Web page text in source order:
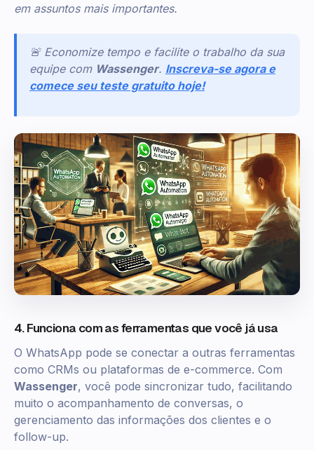
em assuntos mais importantes.
🚨 Economize tempo e facilite o trabalho da sua
equipe com Wassenger. Inscreva-se agora e
comece seu teste gratuito hoje!
4. Funciona com as ferramentas que você já usa
O WhatsApp pode se conectar a outras ferramentas
como CRMs ou plataformas de e-commerce. Com
Wassenger, você pode sincronizar tudo, facilitando
muito o acompanhamento de conversas, o
gerenciamento das informações dos clientes e o
follow-up.